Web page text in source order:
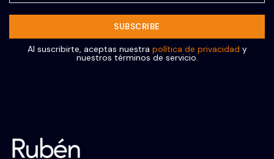
Al suscribirte, aceptas nuestra política de privacidad y
nuestros términos de servicio.